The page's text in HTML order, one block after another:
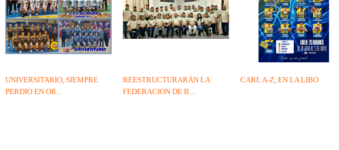
CARL A-Z, EN LA LIBO
REESTRUCTURARÁN LA
FEDERACION DE B...
UNIVERSITARIO, SIEMPRE
PERDIO EN OR...